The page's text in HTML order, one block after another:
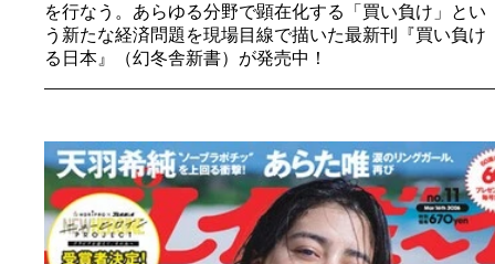
を行なう。あらゆる分野で顕在化する「買い負け」とい
う新たな経済問題を現場目線で描いた最新刊『買い負け
る日本』（幻冬舎新書）が発売中！